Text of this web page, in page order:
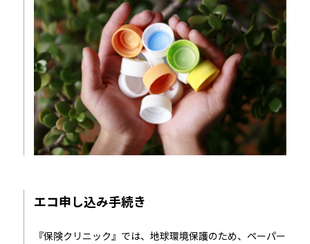
エコ申し込み手続き
『保険クリニック』では、地球環境保護のため、ペーパー